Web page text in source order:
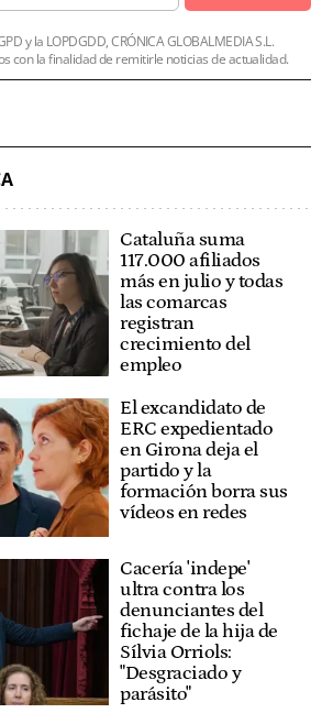
y la LOPDGDD, CRÓNICA GLOBALMEDIA S.L.
con la finalidad de remitirle noticias de actualidad.
Cataluña suma
117.000 afiliados
más en julio y todas
las comarcas
registran
crecimiento del
empleo
El excandidato de
ERC expedientado
en Girona deja el
partido y la
formación borra sus
vídeos en redes
Cacería 'indepe'
ultra contra los
denunciantes del
fichaje de la hija de
Sílvia Orriols:
"Desgraciado y
parásito"